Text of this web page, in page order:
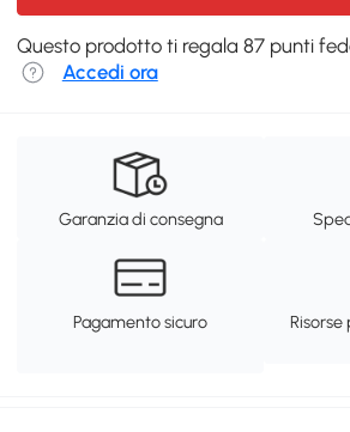
Questo prodotto ti regala 87 punti
Accedi ora
Garanzia di consegna
Pagamento sicuro
Risorse